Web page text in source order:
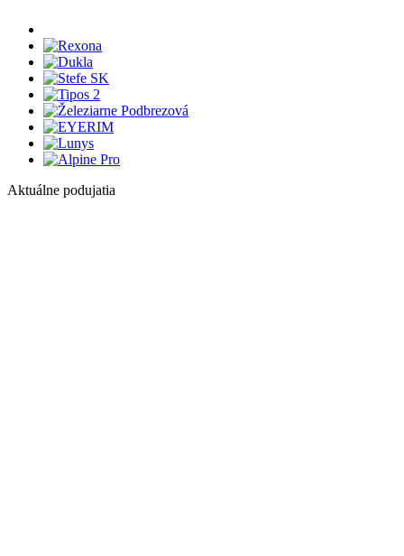
Aktuálne podujatia